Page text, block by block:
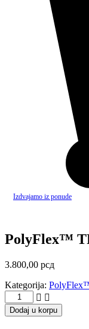
Izdvajamo iz ponude
PolyFlex™
3.800,00 рсд
Kategorija:
PolyFlex™
TPU95
-
Dodaj u korpu